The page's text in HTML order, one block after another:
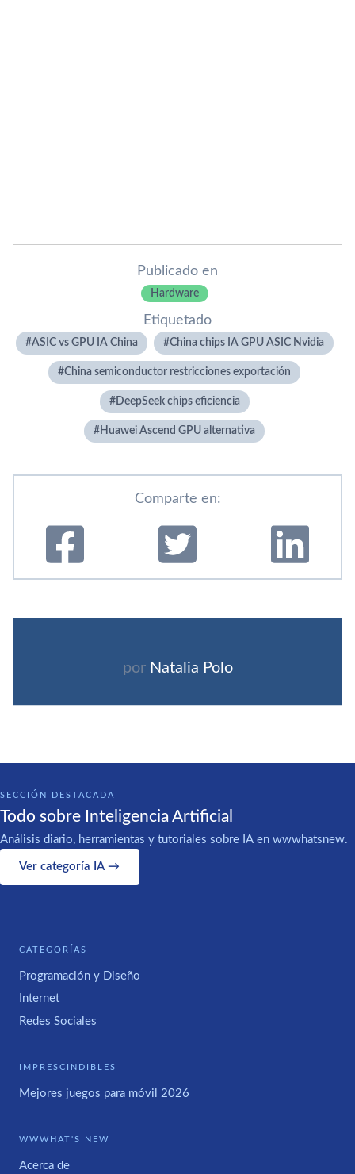
Publicado en
Hardware
Etiquetado
ASIC vs GPU IA China China chips IA GPU ASIC Nvidia
China semiconductor restricciones exportación
DeepSeek chips eficiencia
Huawei Ascend GPU alternativa
Comparte en:
por Natalia Polo
SECCIÓN DESTACADA
Todo sobre Inteligencia Artificial
Análisis diario, herramientas y tutoriales sobre IA en wwwhatsnew.
Ver categoría IA →
CATEGORÍAS
Programación y Diseño
Internet
Redes Sociales
IMPRESCINDIBLES
Mejores juegos para móvil 2026
WWWHAT'S NEW
Acerca de